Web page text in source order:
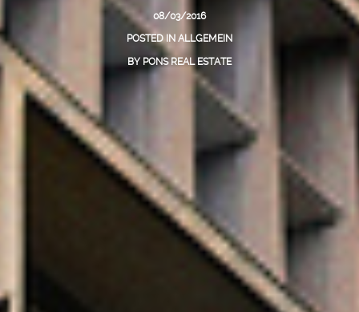
08/03/2016
POSTED IN ALLGEMEIN
BY PONS REAL ESTATE